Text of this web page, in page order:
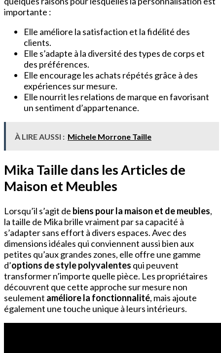
importante :
Elle améliore la satisfaction et la fidélité des
clients.
Elle s’adapte à la diversité des types de corps et
des préférences.
Elle encourage les achats répétés grâce à des
expériences sur mesure.
Elle nourrit les relations de marque en favorisant
un sentiment d’appartenance.
À LIRE AUSSI : Michele Morrone Taille
Mika Taille dans les Articles de
Maison et Meubles
Lorsqu’il s’agit de biens pour la maison et de meubles,
la taille de Mika brille vraiment par sa capacité à
s’adapter sans effort à divers espaces. Avec des
dimensions idéales qui conviennent aussi bien aux
petites qu’aux grandes zones, elle offre une gamme
d’options de style polyvalentes qui peuvent
transformer n’importe quelle pièce. Les propriétaires
découvrent que cette approche sur mesure non
seulement améliore la fonctionnalité, mais ajoute
également une touche unique à leurs intérieurs.